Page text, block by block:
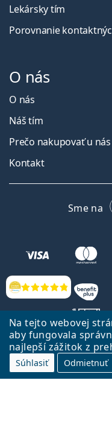
Na tejto webovej
aby fungovala
najlepší zážitok z
Súhlasiť Odmietnuť
Hodnotenia
Lekársky tím
Porovnanie
O nás
O nás
Náš tím
Prečo nakupovať u nás
Kontakt
Sme na
Späť na
Lentiamo.sk vlastní a